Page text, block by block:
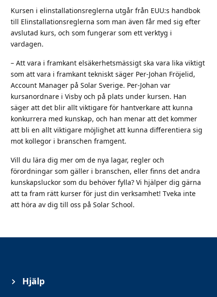
Kursen i elinstallationsreglerna utgår från EUU:s handbok
till Elinstallationsreglerna som man även får med sig efter
avslutad kurs, och som fungerar som ett verktyg i
vardagen.
– Att vara i framkant elsäkerhetsmässigt ska vara lika viktigt
som att vara i framkant tekniskt säger Per-Johan Fröjelid,
Account Manager på Solar Sverige. Per-Johan var
kursanordnare i Visby och på plats under kursen. Han
säger att det blir allt viktigare för hantverkare att kunna
konkurrera med kunskap, och han menar att det kommer
att bli en allt viktigare möjlighet att kunna differentiera sig
mot kollegor i branschen framgent.
Vill du lära dig mer om de nya lagar, regler och
förordningar som gäller i branschen, eller finns det andra
kunskapsluckor som du behöver fylla? Vi hjälper dig gärna
att ta fram rätt kurser för just din verksamhet! Tveka inte
att höra av dig till oss på Solar School.
Hjälp